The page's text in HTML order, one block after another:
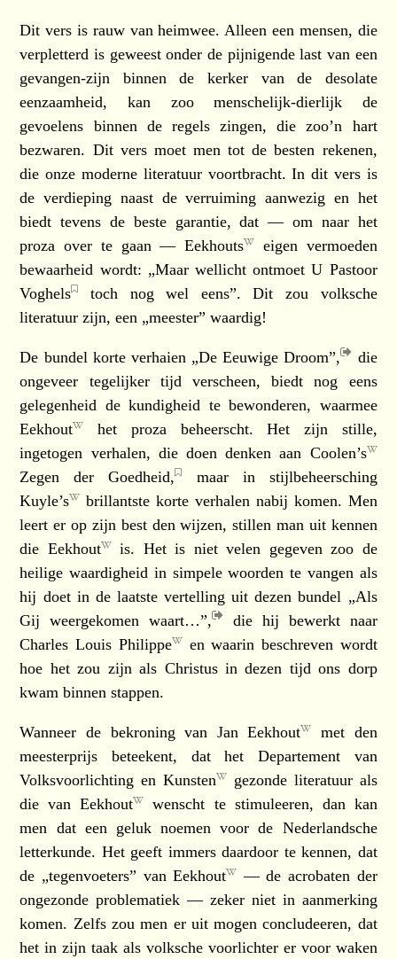
Dit vers is rauw van heimwee. Alleen een mensen, die
verpletterd is geweest onder de pijnigende last van een
gevangen-zijn binnen de kerker van de desolate
eenzaamheid, kan zoo menschelijk-dierlijk de
gevoelens binnen de regels zingen, die zoo’n hart
bezwaren. Dit vers moet men tot de besten rekenen,
die onze moderne literatuur voortbracht. In dit vers is
de verdieping naast de verruiming aanwezig en het
biedt tevens de beste garantie, dat — om naar het
proza over te gaan —Eekhouts
eigen vermoeden
bewaarheid wordt: „Maar wellicht ontmoet U Pastoor
Voghels
toch nog wel eens”. Dit zou volksche
literatuur zijn, een „meester” waardig!
De bundel korte verhaien „De Eeuwige Droom”,
die
ongeveer tegelijker tijd verscheen, biedt nog eens
gelegenheid de kundigheid te bewonderen, waarmee
Eekhout
het proza beheerscht. Het zijn stille,
ingetogen verhalen, die doen denken aan Coolen’s
Zegen der Goedheid,
maar in stijlbeheersching
Kuyle’s
brillantste korte verhalen nabij komen. Men
leert er op zijn best den wijzen, stillen man uit kennen
die Eekhout
is. Het is niet velen gegeven zoo de
heilige waardigheid in simpele woorden te vangen als
hij doet in de laatste vertelling uit dezen bundel „Als
Gij weergekomen waart…”,
die hij bewerkt naar
Charles Louis Philippe
en waarin beschreven wordt
hoe het zou zijn als Christus in dezen tijd ons dorp
kwam binnen stappen.
Wanneer de bekroning van Jan Eekhout
met den
meesterprijs beteekent, dat het Departement van
Volksvoorlichting en Kunsten
gezonde literatuur als
die vanEekhout
wenscht te stimuleeren, dan kan
men dat een geluk noemen voor de Nederlandsche
letterkunde. Het geeft immers daardoor te kennen, dat
de „tegenvoeters” vanEekhout
— de acrobaten der
ongezonde problematiek — zeker niet in aanmerking
komen. Zelfs zou men er uit mogen concludeeren, dat
het in zijn taak als volksche voorlichter er voor waken